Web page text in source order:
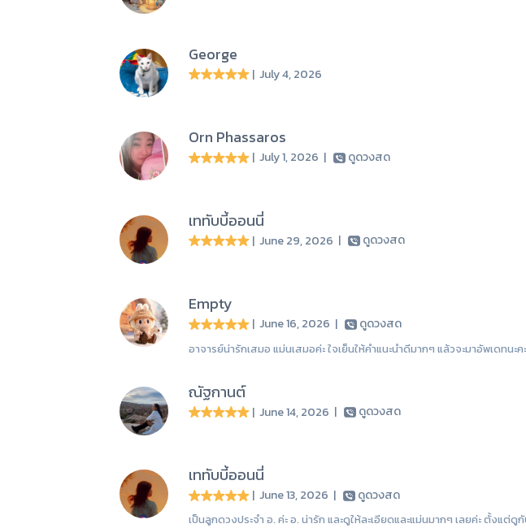
George
| July 4, 2026
Orn Phassaros
| July 1, 2026 | ดูดวงสด
เททับบี้ออนนี่
| June 29, 2026 | ดูดวงสด
Empty
| June 16, 2026 | ดูดวงสด
อาจารย์น่ารักเสมอ แม่นเสมอค่ะ ใจเย็นให้คำแนะนำดีมากๆ แล้วจะมาอัพเดทนะคะ
ณัฐกานต์
| June 14, 2026 | ดูดวงสด
เททับบี้ออนนี่
| June 13, 2026 | ดูดวงสด
เป็นลูกดวงประจำ อ. ค่ะ อ. น่ารัก และดูให้ละเอียดและแม่นมากๆ เลยค่ะ ตั้งแต่ดู